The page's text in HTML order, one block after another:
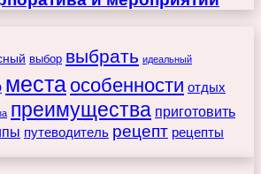
выбор выбрать идеальный
места особенности отдых
преимущества приготовить
путеводитель рецепт рецепты